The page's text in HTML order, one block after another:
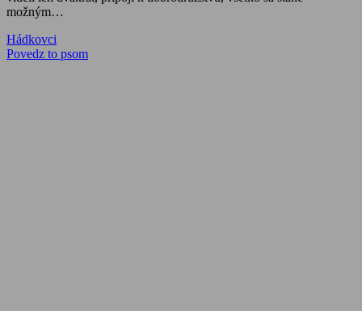
možným…
Navigácia
v
Previous
Post:
Hádkovci
Next
Povedz to psom